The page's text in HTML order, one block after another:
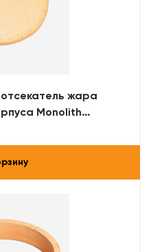
жара
Monolith